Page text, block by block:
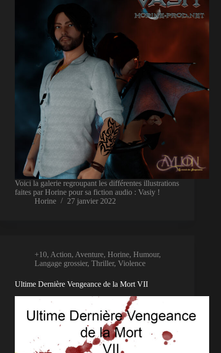
Voici la galerie regroupant les différentes illustrations
faites par Horine pour sa fiction audio : Vasiy !
Horine
27 janvier 2022
+10, Action, Aventure, Horine, Humour,
Langage grossier, Thriller, Violence
Ultime Dernière Vengeance de la Mort VII